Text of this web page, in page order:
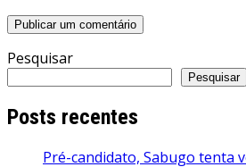
Pesquisar
Pesquisar
Posts recentes
Pré-candidato, Sabugo tenta